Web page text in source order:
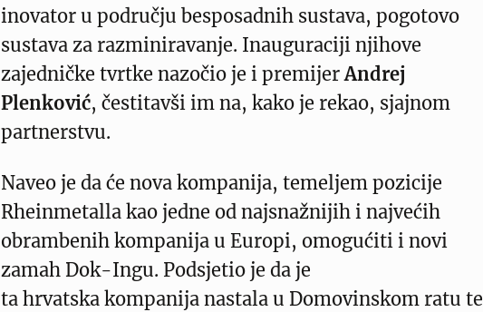
inovator u području besposadnih sustava, pogotovo
sustava za razminiravanje. Inauguraciji njihove
zajedničke tvrtke nazočio je i premijerAndrej
Plenković, čestitavši im na, kako je rekao, sjajnom
partnerstvu.
Naveo je da će nova kompanija, temeljem pozicije
Rheinmetalla kao jedne od najsnažnijih i najvećih
obrambenih kompanija u Europi, omogućiti i novi
zamah Dok-Ingu. Podsjetio je da je
ta hrvatska kompanija nastala u Domovinskom ratu te